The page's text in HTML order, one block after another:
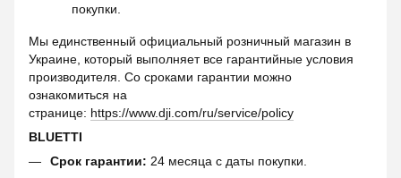
покупки.
Мы единственный официальный розничный магазин в
Украине, который выполняет все гарантийные условия
производителя. Со сроками гарантии можно
ознакомиться на
странице: https://www.dji.com/ru/service/policy
BLUETTI
Срок гарантии: 24 месяца с даты покупки.